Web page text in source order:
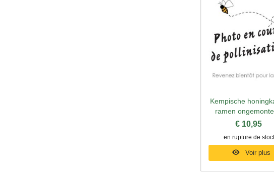
Aperçu rapide
Kempische
ramen
€ 10,95
en rupture de
Voir plus